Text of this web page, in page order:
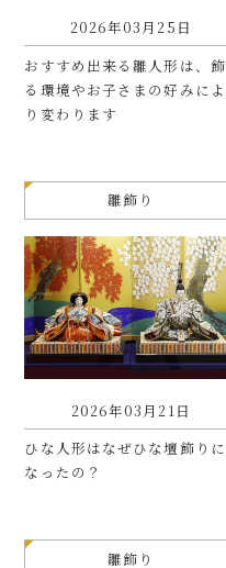
2026年03月25日
おすすめ出来る雛人形は、飾
る環境やお子さまの好みによ
り変わります
雛飾り
2026年03月21日
ひな人形はなぜひな壇飾りに
なったの？
雛飾り